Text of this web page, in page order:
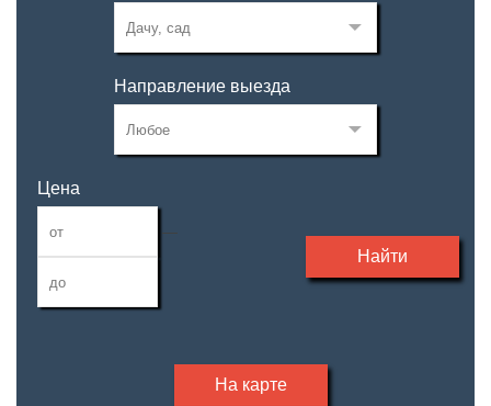
Направление выезда
Цена
—
Найти
На карте